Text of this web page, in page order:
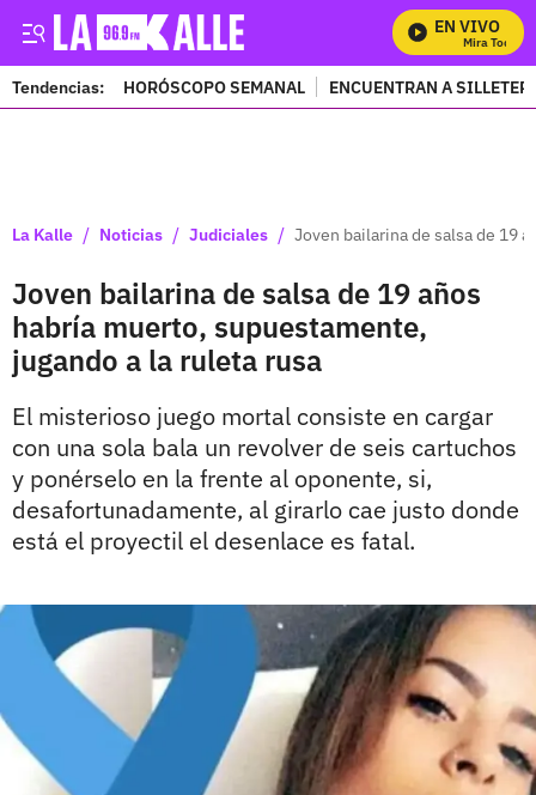
EN VIVO
Mira Todos
Tendencias: HORÓSCOPO SEMANAL ENCUENTRAN A
La Kalle / Noticias / Judiciales / Joven bailarina de salsa de 19
Joven bailarina de salsa de 19 años
habría muerto, supuestamente,
jugando a la ruleta rusa
El misterioso juego mortal consiste en cargar
con una sola bala un revolver de seis cartuchos
y ponérselo en la frente al oponente, si,
desafortunadamente, al girarlo cae justo donde
está el proyectil el desenlace es fatal.